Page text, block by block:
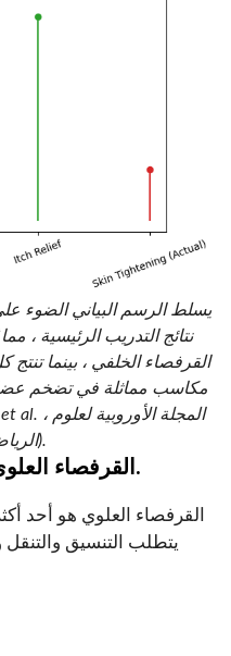
يسلط الرسم البياني الضوء
نتائج التدريب الرئيسية ،
القرفصاء الخلفي ، بينما تنتج
مكاسب مماثلة في تضخم
الرياضة ، 2024).
2 القرفصاء العلوي - تكامل الجسم بالكامل.
القرفصاء العلوي هو أحد